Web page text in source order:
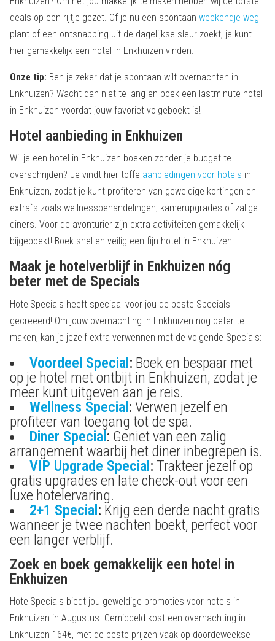
deals op een rijtje gezet. Of je nu een spontaan weekendje weg
plant of een ontsnapping uit de dagelijkse sleur zoekt, je kunt
hier gemakkelijk een hotel in Enkhuizen vinden.
Onze tip: Ben je zeker dat je spontaan wilt overnachten in
Enkhuizen? Wacht dan niet te lang en boek een lastminute hotel
in Enkhuizen voordat jouw favoriet volgeboekt is!
Hotel aanbieding in Enkhuizen
Wil je een hotel in Enkhuizen boeken zonder je budget te
overschrijden? Je vindt hier toffe aanbiedingen voor hotels in
Enkhuizen, zodat je kunt profiteren van geweldige kortingen en
extra`s zoals wellnessbehandelingen, kamerupgrades of zalige
diners. Voor de avonturier zijn extra activiteiten gemakkelijk
bijgeboekt! Boek snel en veilig een fijn hotel in Enkhuizen.
Maak je hotelverblijf in Enkhuizen nóg
beter met de Specials
HotelSpecials heeft speciaal voor jou de beste Specials
gecreëerd! Om jouw overnachting in Enkhuizen nog beter te
maken, kan je jezelf extra verwennen met de volgende Specials:
Voordeel Special: Boek en bespaar met
op je hotel met ontbijt in Enkhuizen, zodat je
meer kunt uitgeven aan je reis.
Wellness Special: Verwen jezelf en
profiteer van toegang tot de spa.
Diner Special: Geniet van een zalig
arrangement waarbij het diner inbegrepen is.
VIP Upgrade Special: Trakteer jezelf op
gratis upgrades en late check-out voor een
luxe hotelervaring.
2+1 Special: Krijg een derde nacht gratis
wanneer je twee nachten boekt, perfect voor
een langer verblijf.
Zoek en boek gemakkelijk een hotel in
Enkhuizen
HotelSpecials biedt jou geweldige promoties voor hotels in
Enkhuizen in Augustus. Gemiddeld kost een overnachting in
Enkhuizen 164€, met de beste prijzen vaak op doordeweekse